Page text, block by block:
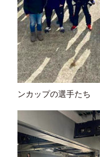
ンカップの選手たち